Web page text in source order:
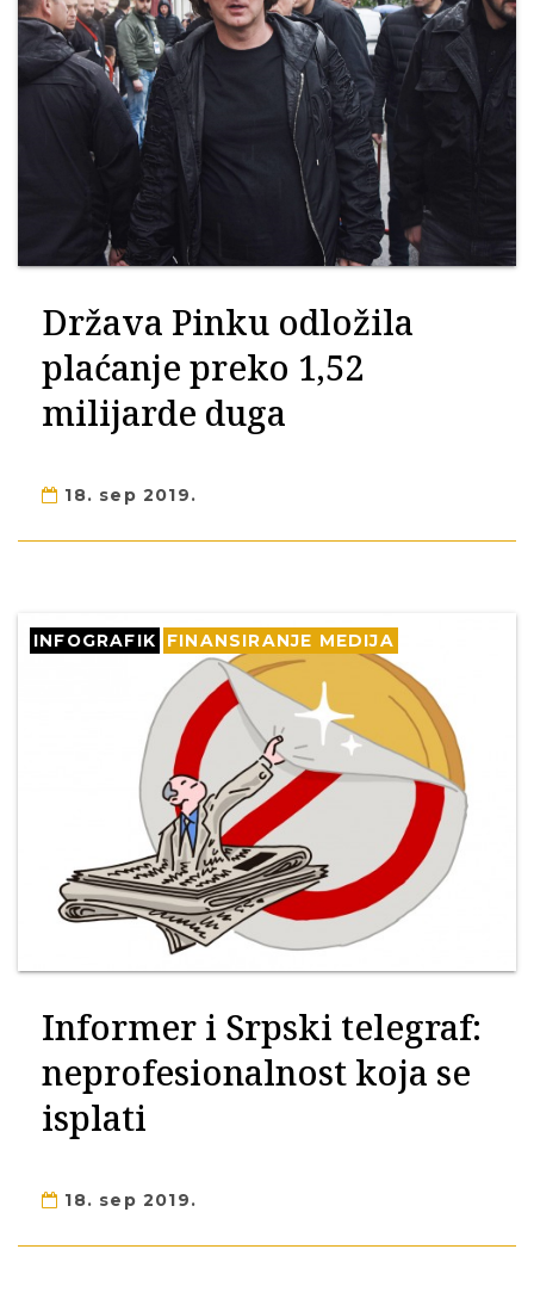
Država Pinku odložila
plaćanje preko 1,52
milijarde duga
18. sep 2019.
INFOGRAFIK FINANSIRANJE MEDIJA
Informer i Srpski telegraf:
neprofesionalnost koja se
isplati
18. sep 2019.